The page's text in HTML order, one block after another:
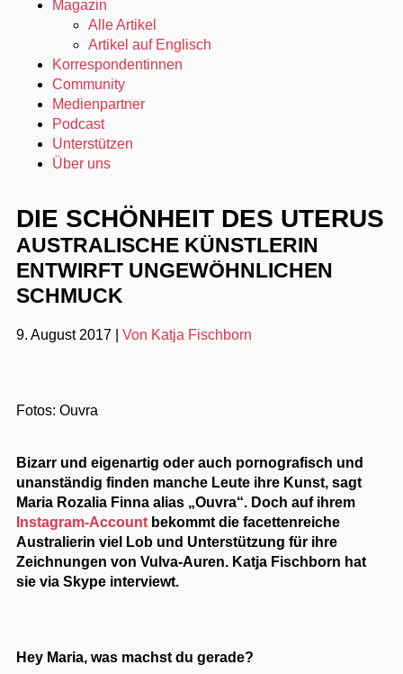
Magazin
Alle Artikel
Artikel auf Englisch
Korrespondentinnen
Community
Medienpartner
Podcast
Unterstützen
Über uns
DIE SCHÖNHEIT DES UTERUS
AUSTRALISCHE KÜNSTLERIN
ENTWIRFT UNGEWÖHNLICHEN
SCHMUCK
9. August 2017 Von Katja Fischborn
Fotos: Ouvra
Bizarr und eigenartig oder auch pornografisch und
unanständig finden manche Leute ihre Kunst, sagt
Maria Rozalia Finna alias „Ouvra“. Doch auf ihrem
Instagram-Account bekommt die facettenreiche
Australierin viel Lob und Unterstützung für ihre
Zeichnungen von Vulva-Auren. Katja Fischborn hat
sie via Skype interviewt.
Hey Maria, was machst du gerade?